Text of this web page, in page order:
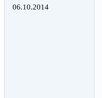
06.10.2014